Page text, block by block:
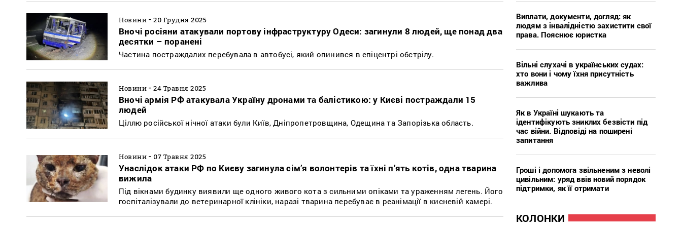
Новини - 20 Грудня 2025
Вночі росіяни атакували портову інфраструктуру Одеси: загинули 8 людей, ще понад два
десятки – поранені
Частина постраждалих перебувала в автобусі, який опинився в епіцентрі обстрілу.
Новини - 24 Травня 2025
Вночі армія РФ атакувала Україну дронами та балістикою: у Києві постраждали 15
людей
Ціллю російської нічної атаки були Київ, Дніпропетровщина, Одещина та Запорізька область.
Новини - 07 Травня 2025
Унаслідок атаки РФ по Києву загинула сім’я волонтерів та їхні п’ять котів, одна тварина
вижила
Під вікнами будинку виявили ще одного живого кота з сильними опіками та ураженням легень. Його
госпіталізували до ветеринарної клініки, наразі тварина перебуває в реанімації в кисневій камері.
Виплати, документи, догляд: як
людям з інвалідністю захистити свої
права. Пояснює юристка
Вільні слухачі в українських судах:
хто вони і чому їхня присутність
важлива
Як в Україні шукають та
ідентифікують зниклих безвісти під
час війни. Відповіді на поширені
запитання
Гроші і допомога звільненим з неволі
цивільним: уряд ввів новий порядок
підтримки, як її отримати
КОЛОНКИ